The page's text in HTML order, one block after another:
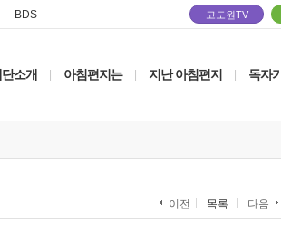
BDS 고도원TV
소개 아침편지는 지난 아침편지 독자
이전 목록 다음